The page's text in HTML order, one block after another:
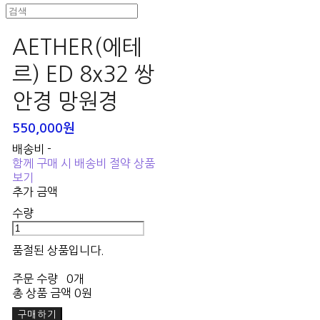
AETHER(에테
르) ED 8x32 쌍
안경 망원경
550,000원
배송비 -
함께 구매 시 배송비 절약 상품
보기
추가 금액
수량
품절된 상품입니다.
주문 수량
0개
총 상품 금액 0원
구매하기